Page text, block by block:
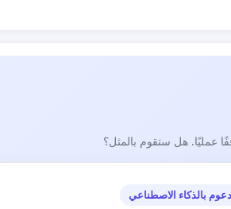
عمليًا. هل ستقوم بالمثل؟
بالذكاء الاصطناعي